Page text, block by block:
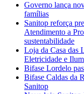
Governo lança
famílias
Sanitop reforça
Atendimento a
sustentabilidade
Loja da Casa das
Eletricidade e
Bifase Lordelo
Bifase Caldas da
Sanitop